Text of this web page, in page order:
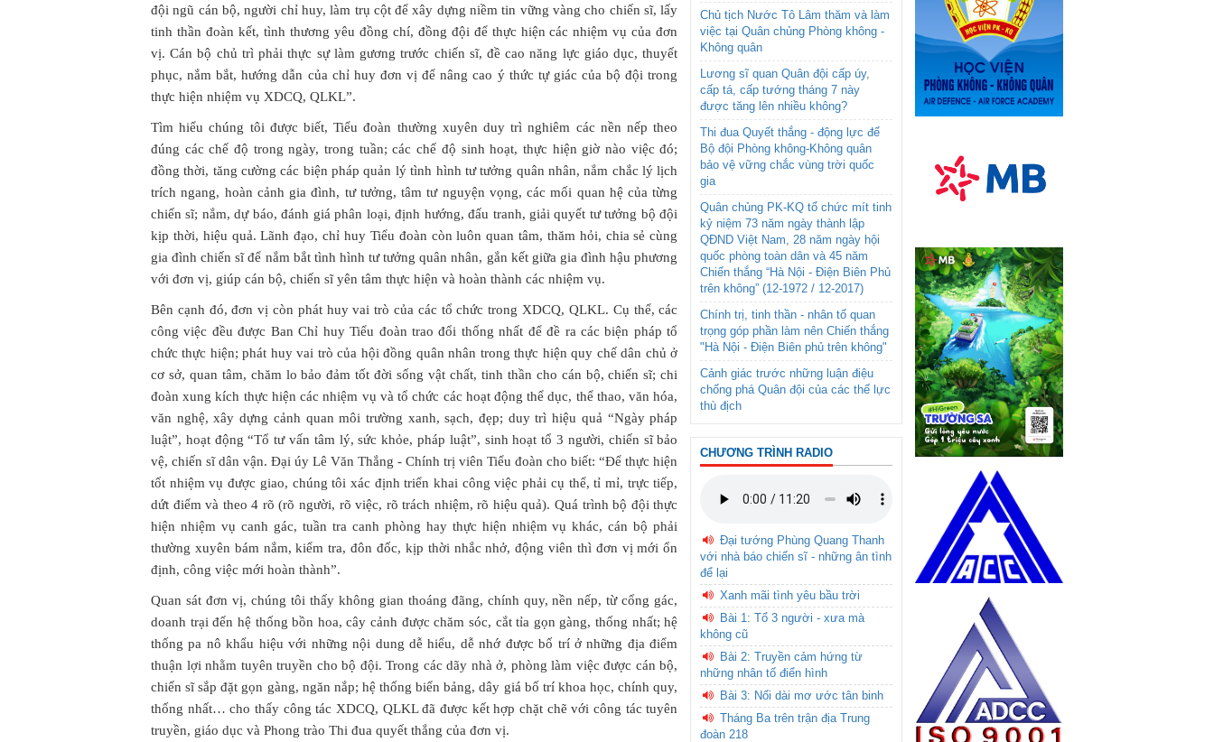
đội ngũ cán bộ, người chỉ huy, làm trụ cột để xây dựng niềm tin vững vàng cho chiến sĩ, lấy
tinh thần đoàn kết, tình thương yêu đồng chí, đồng đội để thực hiện các nhiệm vụ của đơn
vị. Cán bộ chủ trì phải thực sự làm gương trước chiến sĩ, đề cao năng lực giáo dục, thuyết
phục, nắm bắt, hướng dẫn của chỉ huy đơn vị để nâng cao ý thức tự giác của bộ đội trong
thực hiện nhiệm vụ XDCQ, QLKL”.
Tìm hiểu chúng tôi được biết, Tiểu đoàn thường xuyên duy trì nghiêm các nền nếp theo
đúng các chế độ trong ngày, trong tuần; các chế độ sinh hoạt, thực hiện giờ nào việc đó;
đồng thời, tăng cường các biện pháp quản lý tình hình tư tưởng quân nhân, nắm chắc lý lịch
trích ngang, hoàn cảnh gia đình, tư tưởng, tâm tư nguyện vọng, các mối quan hệ của từng
chiến sĩ; nắm, dự báo, đánh giá phân loại, định hướng, đấu tranh, giải quyết tư tưởng bộ đội
kịp thời, hiệu quả. Lãnh đạo, chỉ huy Tiểu đoàn còn luôn quan tâm, thăm hỏi, chia sẻ cùng
gia đình chiến sĩ để nắm bắt tình hình tư tưởng quân nhân, gắn kết giữa gia đình hậu phương
với đơn vị, giúp cán bộ, chiến sĩ yên tâm thực hiện và hoàn thành các nhiệm vụ.
Bên cạnh đó, đơn vị còn phát huy vai trò của các tổ chức trong XDCQ, QLKL. Cụ thể, các
công việc đều được Ban Chỉ huy Tiểu đoàn trao đổi thống nhất để đề ra các biện pháp tổ
chức thực hiện; phát huy vai trò của hội đồng quân nhân trong thực hiện quy chế dân chủ ở
cơ sở, quan tâm, chăm lo bảo đảm tốt đời sống vật chất, tinh thần cho cán bộ, chiến sĩ; chi
đoàn xung kích thực hiện các nhiệm vụ và tổ chức các hoạt động thể dục, thể thao, văn hóa,
văn nghệ, xây dựng cảnh quan môi trường xanh, sạch, đẹp; duy trì hiệu quả “Ngày pháp
luật”, hoạt động “Tổ tư vấn tâm lý, sức khỏe, pháp luật”, sinh hoạt tổ 3 người, chiến sĩ bảo
vệ, chiến sĩ dân vận. Đại úy Lê Văn Thắng - Chính trị viên Tiểu đoàn cho biết: “Để thực hiện
tốt nhiệm vụ được giao, chúng tôi xác định triển khai công việc phải cụ thể, tỉ mỉ, trực tiếp,
dứt điểm và theo 4 rõ (rõ người, rõ việc, rõ trách nhiệm, rõ hiệu quả). Quá trình bộ đội thực
hiện nhiệm vụ canh gác, tuần tra canh phòng hay thực hiện nhiệm vụ khác, cán bộ phải
thường xuyên bám nắm, kiểm tra, đôn đốc, kịp thời nhắc nhở, động viên thì đơn vị mới ổn
định, công việc mới hoàn thành”.
Quan sát đơn vị, chúng tôi thấy không gian thoáng đãng, chính quy, nền nếp, từ cổng gác,
doanh trại đến hệ thống bồn hoa, cây cảnh được chăm sóc, cắt tỉa gọn gàng, thống nhất; hệ
thống pa nô khẩu hiệu với những nội dung dễ hiểu, dễ nhớ được bố trí ở những địa điểm
thuận lợi nhằm tuyên truyền cho bộ đội. Trong các dãy nhà ở, phòng làm việc được cán bộ,
chiến sĩ sắp đặt gọn gàng, ngăn nắp; hệ thống biển bảng, dây giá bố trí khoa học, chính quy,
thống nhất… cho thấy công tác XDCQ, QLKL đã được kết hợp chặt chẽ với công tác tuyên
truyền, giáo dục và Phong trào Thi đua quyết thắng của đơn vị.
Chủ tịch Nước Tô Lâm thăm và làm
việc tại Quân chủng Phòng không -
Không quân
Lương sĩ quan Quân đội cấp úy,
cấp tá, cấp tướng tháng 7 này
được tăng lên nhiều không?
Thi đua Quyết thắng - động lực để
Bộ đội Phòng không-Không quân
bảo vệ vững chắc vùng trời quốc
gia
Quân chủng PK-KQ tổ chức mít tinh
kỷ niệm 73 năm ngày thành lập
QĐND Việt Nam, 28 năm ngày hội
quốc phòng toàn dân và 45 năm
Chiến thắng “Hà Nội - Điện Biên Phủ
trên không” (12-1972 / 12-2017)
Chính trị, tinh thần - nhân tố quan
trọng góp phần làm nên Chiến thắng
"Hà Nội - Điện Biên phủ trên không"
Cảnh giác trước những luận điệu
chống phá Quân đội của các thế lực
thù địch
CHƯƠNG TRÌNH RADIO
Đại tướng Phùng Quang Thanh
với nhà báo chiến sĩ - những ân tình
để lại
Xanh mãi tình yêu bầu trời
Bài 1: Tổ 3 người - xưa mà
không cũ
Bài 2: Truyền cảm hứng từ
những nhân tố điển hình
Bài 3: Nối dài mơ ước tân binh
Tháng Ba trên trận địa Trung
đoàn 218